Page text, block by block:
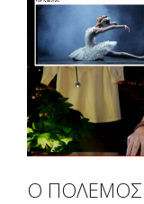
Ο ΠΌΛΕΜΟΣ